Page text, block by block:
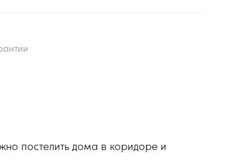
постелить дома в коридоре и